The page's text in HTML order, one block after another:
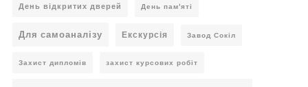
День відкритих дверей День пам'яті
Для самоаналізу Екскурсія Завод Сокіл
Захист дипломів захист курсових робіт